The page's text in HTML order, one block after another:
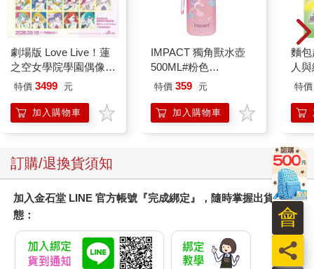
劇場版 Love Live！蓮
之空女學院學園偶像俱
樂部 Bloom Garden
組
特價 3499 元
加入購物車
IMPACT 獨角獸水壺
500ML#粉色
IM00B11PK
特價 359 元
加入購物車
麵
人
平
特價
訂購/退換貨須知
加入金石堂 LINE 官方帳號『完成綁定』，隨時掌握出貨動
態：
員
會